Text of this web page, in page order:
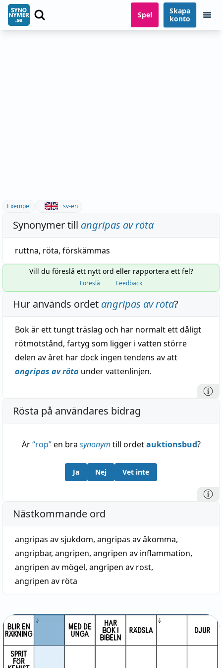
Spel
Skapa
konto
Exempel sv-en
Synonymer till angripas av röta
ruttna, röta, förskämmas
Vill du föreslå ett nytt ord eller rapportera ett fel?
Föreslå Feedback
Hur används ordet angripas av röta?
Bok är ett tungt träslag och har normalt ett dåligt
rötmotstånd, fartyg som ligger i vatten större
delen av året har dock ingen tendens av att
angripas av röta under vattenlinjen.
Rösta på användares bidrag
Är“rop”en bra synonym till ordetauktionsbud?
Ja Nej Vet inte
Nästkommande ord
angripas av sjukdom, angripas av åkomma,
angripbar, angripen, angripen av inflammation,
angripen av mögel, angripen av rost,
angripen av röta